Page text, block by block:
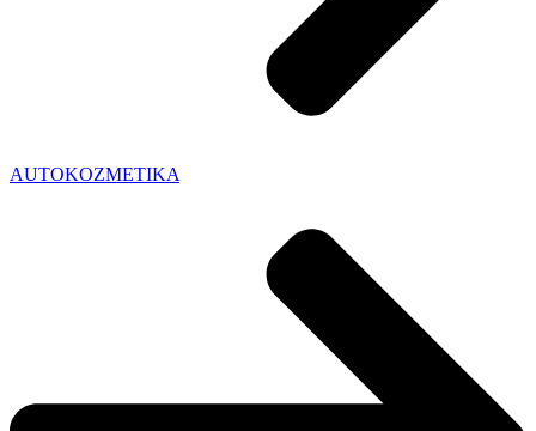
AUTOKOZMETIKA